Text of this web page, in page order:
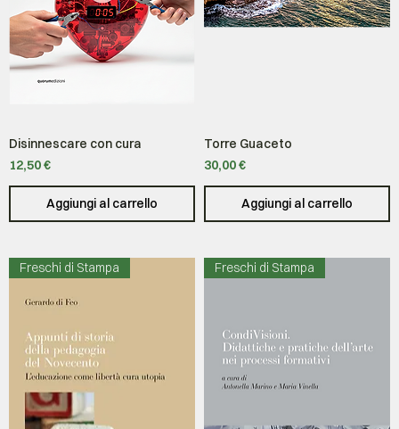
Disinnescare con cura
Prezzo
12,50 €
Aggiungi al carrello
Torre Guaceto
Prezzo
30,00 €
Aggiungi al carrello
Freschi di Stampa Freschi di Stampa